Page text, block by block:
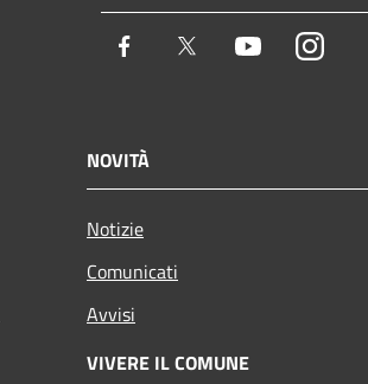
Facebook Twitter Youtube
NOVITÀ
Notizie
Comunicati
Avvisi
VIVERE IL COMUNE